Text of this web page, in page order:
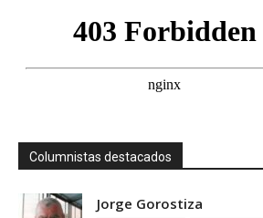
Columnistas destacados
Jorge Gorostiza